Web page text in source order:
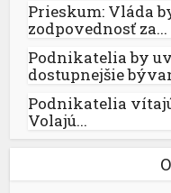
Prieskum: Vláda
zodpovednosť za...
Podnikatelia by
dostupnejšie
Podnikatelia
Volajú...